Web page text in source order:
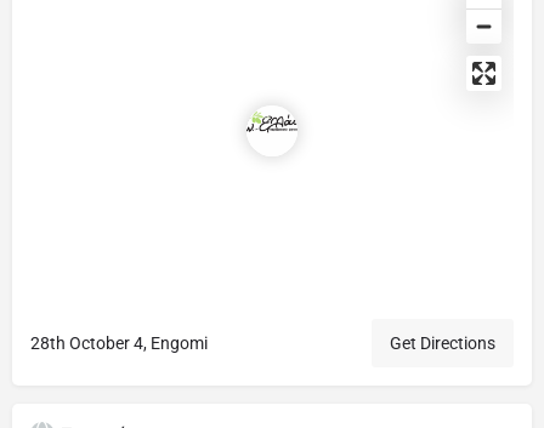
28th October 4, Engomi Get Directions